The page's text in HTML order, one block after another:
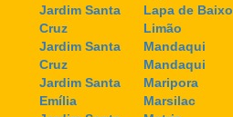
Jardim Santa
Cruz
Jardim Santa
Cruz
Jardim Santa
Emília
Lapa de Baixo
Limão
Mandaqui
Mandaqui
Maripora
Marsilac